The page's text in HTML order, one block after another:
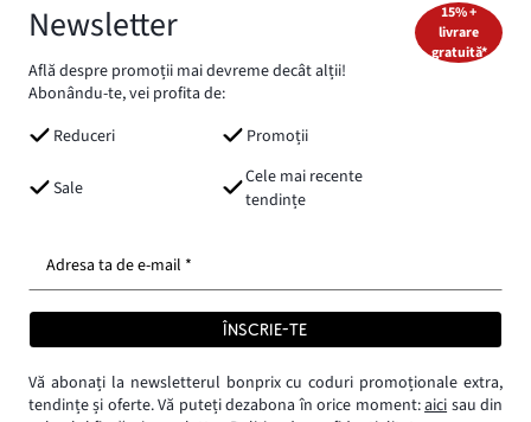
Newsletter
Află despre promoții mai devreme decât alții!
Abonându-te, vei profita de:
Reduceri
Promoții
Sale
Cele mai recente
tendințe
15% +
livrare
gratuită*
Adresa ta de e-mail *
ÎNSCRIE-TE
Vă abonați la newsletterul bonprix cu coduri promoționale extra,
tendințe și oferte. Vă puteți dezabona în orice moment:aici sau din